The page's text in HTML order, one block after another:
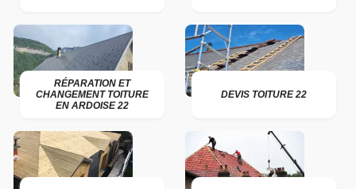
RÉPARATION ET
CHANGEMENT TOITURE
EN ARDOISE 22
DEVIS TOITURE 22